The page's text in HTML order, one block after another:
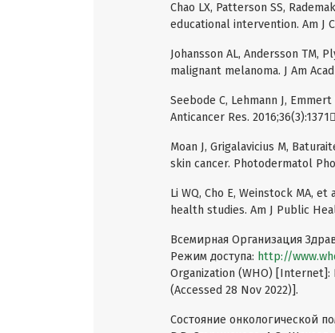
Chao LX, Patterson SS,
educational intervention. Am J
Johansson AL, Andersson TM,
malignant melanoma. J Am
Seebode C, Lehmann J,
Anticancer Res.
Moan J, Grigalavicius M,
skin cancer. Photodermatol
Li WQ, Cho E, Weinstock MA,
health studies. Am J Public
Всемирная Организация
Режим доступа: http://
Organization (WHO)
(Accessed 28 Nov 2022)].
Состояние онкологической